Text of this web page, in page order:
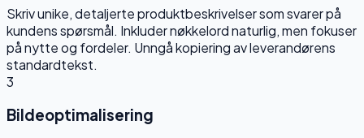
Skriv unike, detaljerte produktbeskrivelser som svarer på
kundens spørsmål. Inkluder nøkkelord naturlig, men fokuser
på nytte og fordeler. Unngå kopiering av leverandørens
standardtekst.
3
Bildeoptimalisering